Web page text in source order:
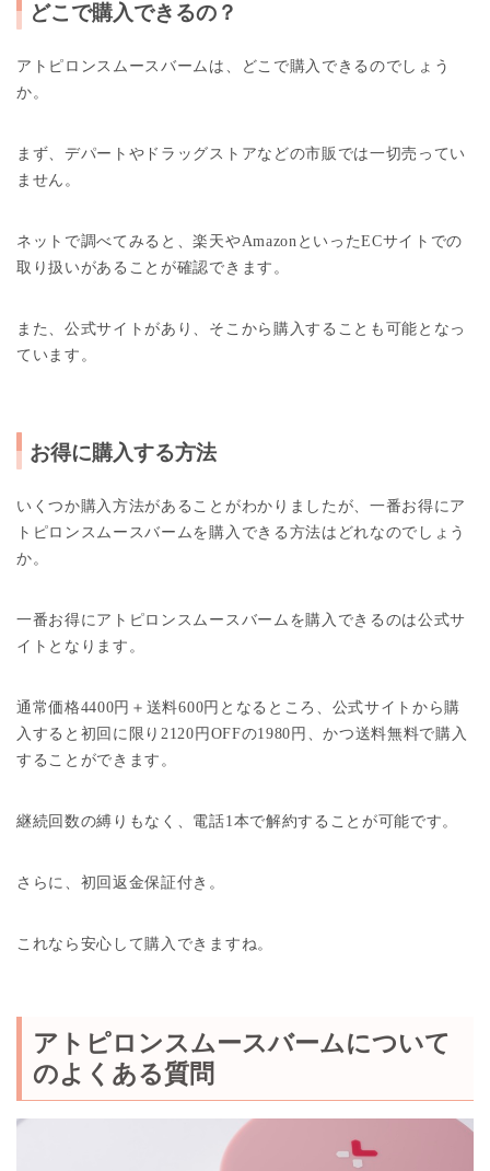
どこで購入できるの ？
アトピロンスムースバームは、どこで購入できるのでしょう
か。
まず、デパートやドラッグストアなどの市販では一切売ってい
ません。
ネットで調べてみると、楽天やAmazonといったECサイトでの
取り扱いがあることが確認できます。
また、公式サイトがあり、そこから購入することも可能となっ
ています。
お得に購入する方法
いくつか購入方法があることがわかりましたが、一番お得にア
トピロンスムースバームを購入できる方法はどれなのでしょう
か。
一番お得にアトピロンスムースバームを購入できるのは公式サ
イトとなります。
通常価格4400円＋送料600円となるところ、公式サイトから購
入すると初回に限り2120円OFFの1980円、かつ送料無料で購入
することができます。
継続回数の縛りもなく、電話1本で解約することが可能です。
さらに、初回返金保証付き。
これなら安心して購入できますね。
アトピロンスムースバームについて
のよくある質問